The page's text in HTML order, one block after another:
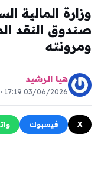
وزارة المالية
صندوق النقد
ومرونته
هيا الرشيد
03/06/2026 17:19 · شهرين
X فيسبوك